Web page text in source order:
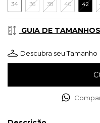
34 36 38 40 42
GUIA DE TAMANHOS
Descubra seu Tamanho